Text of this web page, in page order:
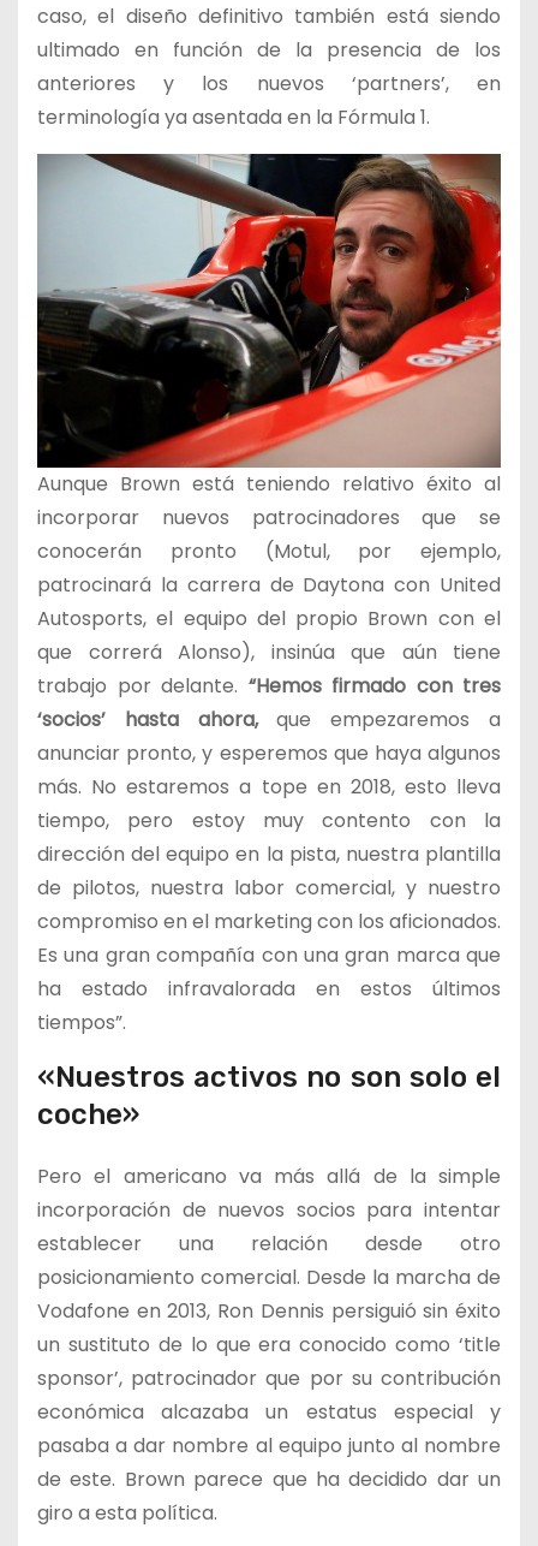
caso, el diseño definitivo también está siendo
ultimado en función de la presencia de los
anteriores y los nuevos ‘partners’, en
terminología ya asentada en la Fórmula 1.
Aunque Brown está teniendo relativo éxito al
incorporar nuevos patrocinadores que se
conocerán pronto (Motul, por ejemplo,
patrocinará la carrera de Daytona con United
Autosports, el equipo del propio Brown con el
que correrá Alonso), insinúa que aún tiene
trabajo por delante. “Hemos firmado con tres
‘socios’ hasta ahora,que empezaremos a
anunciar pronto, y esperemos que haya algunos
más. No estaremos a tope en 2018, esto lleva
tiempo, pero estoy muy contento con la
dirección del equipo en la pista, nuestra plantilla
de pilotos, nuestra labor comercial, y nuestro
compromiso en el marketing con los aficionados.
Es una gran compañía con una gran marca que
ha estado infravalorada en estos últimos
tiempos”.
«Nuestros activos no son solo el
coche»
Pero el americano va más allá de la simple
incorporación de nuevos socios para intentar
establecer una relación desde otro
posicionamiento comercial. Desde la marcha de
Vodafone en 2013, Ron Dennis persiguió sin éxito
un sustituto de lo que era conocido como ‘title
sponsor’, patrocinador que por su contribución
económica alcazaba un estatus especial y
pasaba a dar nombre al equipo junto al nombre
de este. Brown parece que ha decidido dar un
giro a esta política.